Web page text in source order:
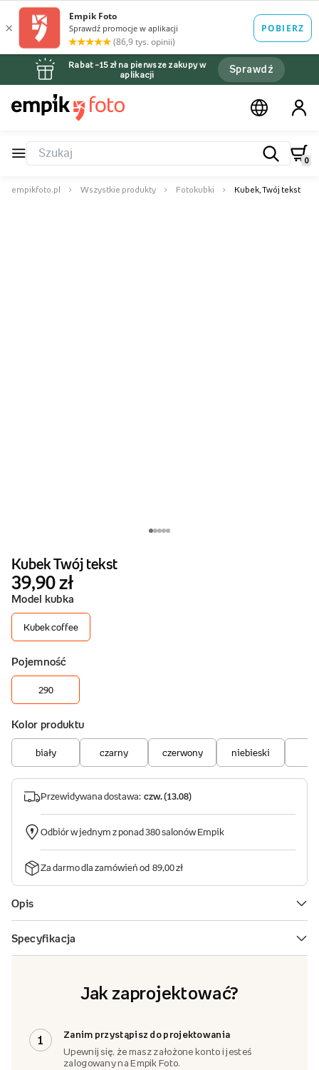
Rabat –15 zł na pierwsze zakupy w
aplikacji
Sprawdź
0
empikfoto.pl Wszystkie produkty Fotokubki Kubek, Twój tekst
Jak zaprojektować?
1
Zanim przystąpisz do projektowania
Upewnij się, że masz założone konto i jesteś
zalogowany na Empik Foto.